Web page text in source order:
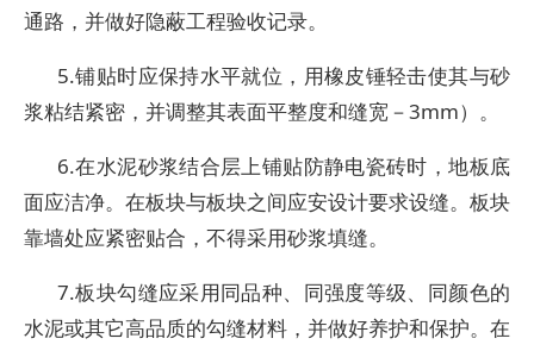
通路，并做好隐蔽工程验收记录。
5.铺贴时应保持水平就位，用橡皮锤轻击使其与砂
浆粘结紧密，并调整其表面平整度和缝宽－3mm）。
6.在水泥砂浆结合层上铺贴防静电瓷砖时，地板底
面应洁净。在板块与板块之间应安设计要求设缝。板块
靠墙处应紧密贴合，不得采用砂浆填缝。
7.板块勾缝应采用同品种、同强度等级、同颜色的
水泥或其它高品质的勾缝材料，并做好养护和保护。在